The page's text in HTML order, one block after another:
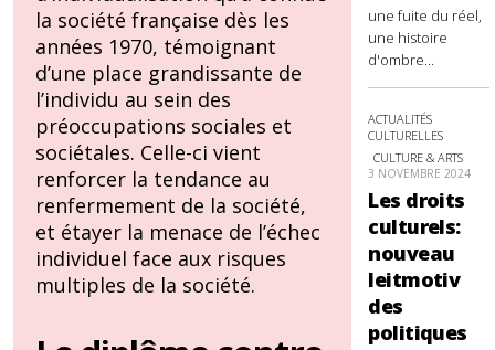
la société française dès les
années 1970, témoignant
d’une place grandissante de
l’individu au sein des
préoccupations sociales et
sociétales. Celle-ci vient
renforcer la tendance au
renfermement de la société,
et étayer la menace de l’échec
individuel face aux risques
multiples de la société.
une fuite du réel,
une histoire
d'ombre...
ACTUALITÉS
CULTURELLES
CULTURE & ARTS
3 NOVEMBRE 2024
Les droits
culturels:
nouveau
leitmotiv
des
politiques